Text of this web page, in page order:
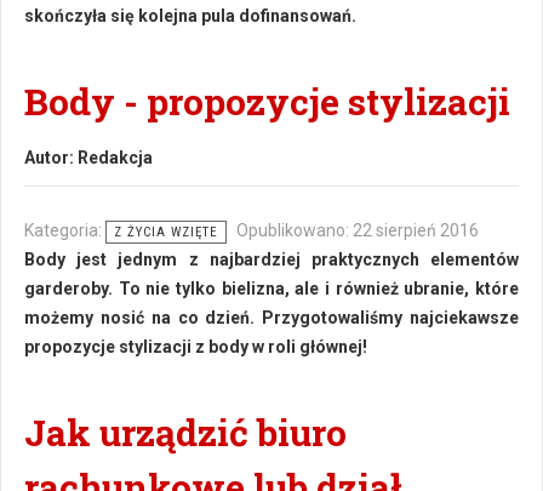
skończyła się kolejna pula dofinansowań.
Body - propozycje stylizacji
Autor: Redakcja
Kategoria: Z ŻYCIA WZIĘTE
Opublikowano: 22 sierpień 2016
Body jest jednym z najbardziej praktycznych elementów
garderoby. To nie tylko bielizna, ale i również ubranie, które
możemy nosić na co dzień. Przygotowaliśmy najciekawsze
propozycje stylizacji z body w roli głównej!
Jak urządzić biuro